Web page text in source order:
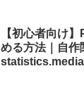
【初心者向け
める方法｜自作